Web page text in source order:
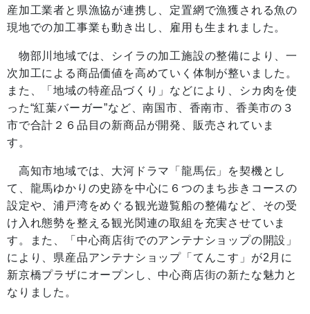
産加工業者と県漁協が連携し、定置網で漁獲される魚の
現地での加工事業も動き出し、雇用も生まれました。
物部川地域では、シイラの加工施設の整備により、一
次加工による商品価値を高めていく体制が整いました。
また、「地域の特産品づくり」などにより、シカ肉を使
った“紅葉バーガー”など、南国市、香南市、香美市の３
市で合計２６品目の新商品が開発、販売されていま
す。
高知市地域では、大河ドラマ「龍馬伝」を契機とし
て、龍馬ゆかりの史跡を中心に６つのまち歩きコースの
設定や、浦戸湾をめぐる観光遊覧船の整備など、その受
け入れ態勢を整える観光関連の取組を充実させていま
す。また、「中心商店街でのアンテナショップの開設」
により、県産品アンテナショップ「てんこす」が2月に
新京橋プラザにオープンし、中心商店街の新たな魅力と
なりました。